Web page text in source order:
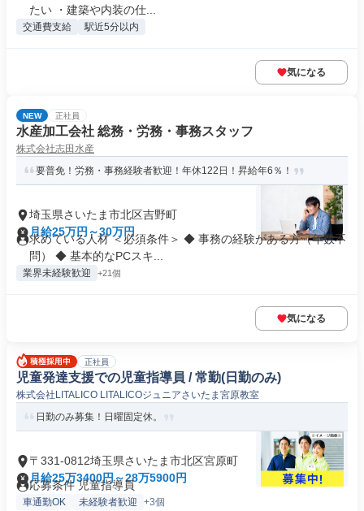
たい ・建築や内装の仕...
交通費支給 駅近5分以内
気になる
NEW 正社員
水産加工会社 総務・労務・事務スタッフ
株式会社志田水産
要普免！労務・事務経験者歓迎！年休122日！昇給年6％！
埼玉県さいたま市北区吉野町
月給25万円～30万円
求めている人材 ＜必須条件＞ ◆ 事務の経験がある方（年数不
問） ◆ 基本的なPCスキ...
業界未経験歓迎 +21個
気になる
正社員
児童発達支援での児童指導員 / 常勤(日勤のみ)
株式会社LITALICO LITALICOジュニアさいたま宮原教室
日勤のみ募集！日曜固定休。
〒331-0812埼玉県さいたま市北区宮原町
月給25万3400円～28万5900円
応募条件 児童指導員
車通勤OK 未経験者歓迎 +3個